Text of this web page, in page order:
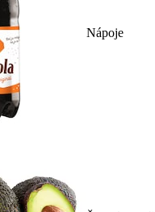
Nápoje